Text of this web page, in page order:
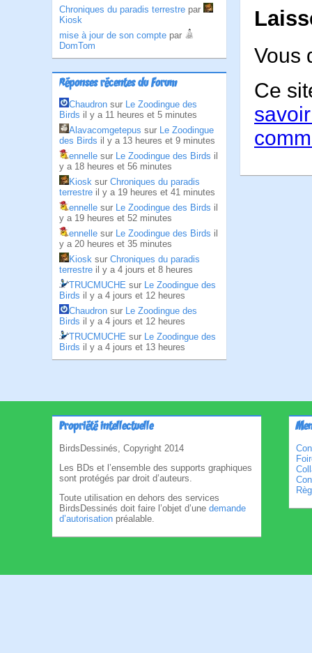
Chroniques du paradis terrestre par
Kiosk
mise à jour de son compte par
DomTom
Réponses récentes du Forum
Chaudron sur Le Zoodingue des
Birds il y a 11 heures et 5 minutes
Alavacomgetepus sur Le Zoodingue
des Birds il y a 13 heures et 9 minutes
ennelle sur Le Zoodingue des Birds il
y a 18 heures et 56 minutes
Kiosk sur Chroniques du paradis
terrestre il y a 19 heures et 41 minutes
ennelle sur Le Zoodingue des Birds il
y a 19 heures et 52 minutes
ennelle sur Le Zoodingue des Birds il
y a 20 heures et 35 minutes
Kiosk sur Chroniques du paradis
terrestre il y a 4 jours et 8 heures
TRUCMUCHE sur Le Zoodingue des
Birds il y a 4 jours et 12 heures
Chaudron sur Le Zoodingue des
Birds il y a 4 jours et 12 heures
TRUCMUCHE sur Le Zoodingue des
Birds il y a 4 jours et 13 heures
Vous
Ce
Propriété intellectuelle
BirdsDessinés, Copyright 2014
Les BDs et l’ensemble des supports graphiques
sont protégés par droit d’auteurs.
Toute utilisation en dehors des services
BirdsDessinés doit faire l’objet d’une demande
d’autorisation préalable.